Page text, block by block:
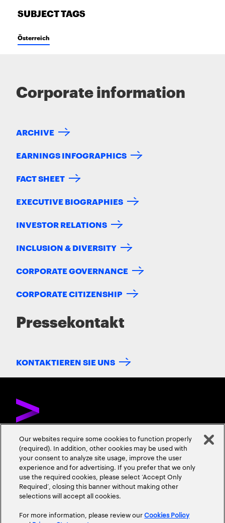
SUBJECT TAGS
Österreich
Corporate information
ARCHIVE
EARNINGS INFOGRAPHICS
FACT SHEET
EXECUTIVE BIOGRAPHIES
INVESTOR RELATIONS
INCLUSION & DIVERSITY
CORPORATE GOVERNANCE
CORPORATE CITIZENSHIP
Pressekontakt
KONTAKTIEREN SIE UNS
ÜBER ACCENTUREKONTAKTIEREN SIE UNS KARRIERE
STANDORTE
Our websites require some cookies to function properly
(required). In addition, other cookies may be used with
your consent to analyze site usage, improve the user
experience and for advertising. If you prefer that we only
use the required cookies, please select ‘Accept Only
Required’, closing this banner without making other
selections will accept all cookies.
For more information, please review ourCookies Policy